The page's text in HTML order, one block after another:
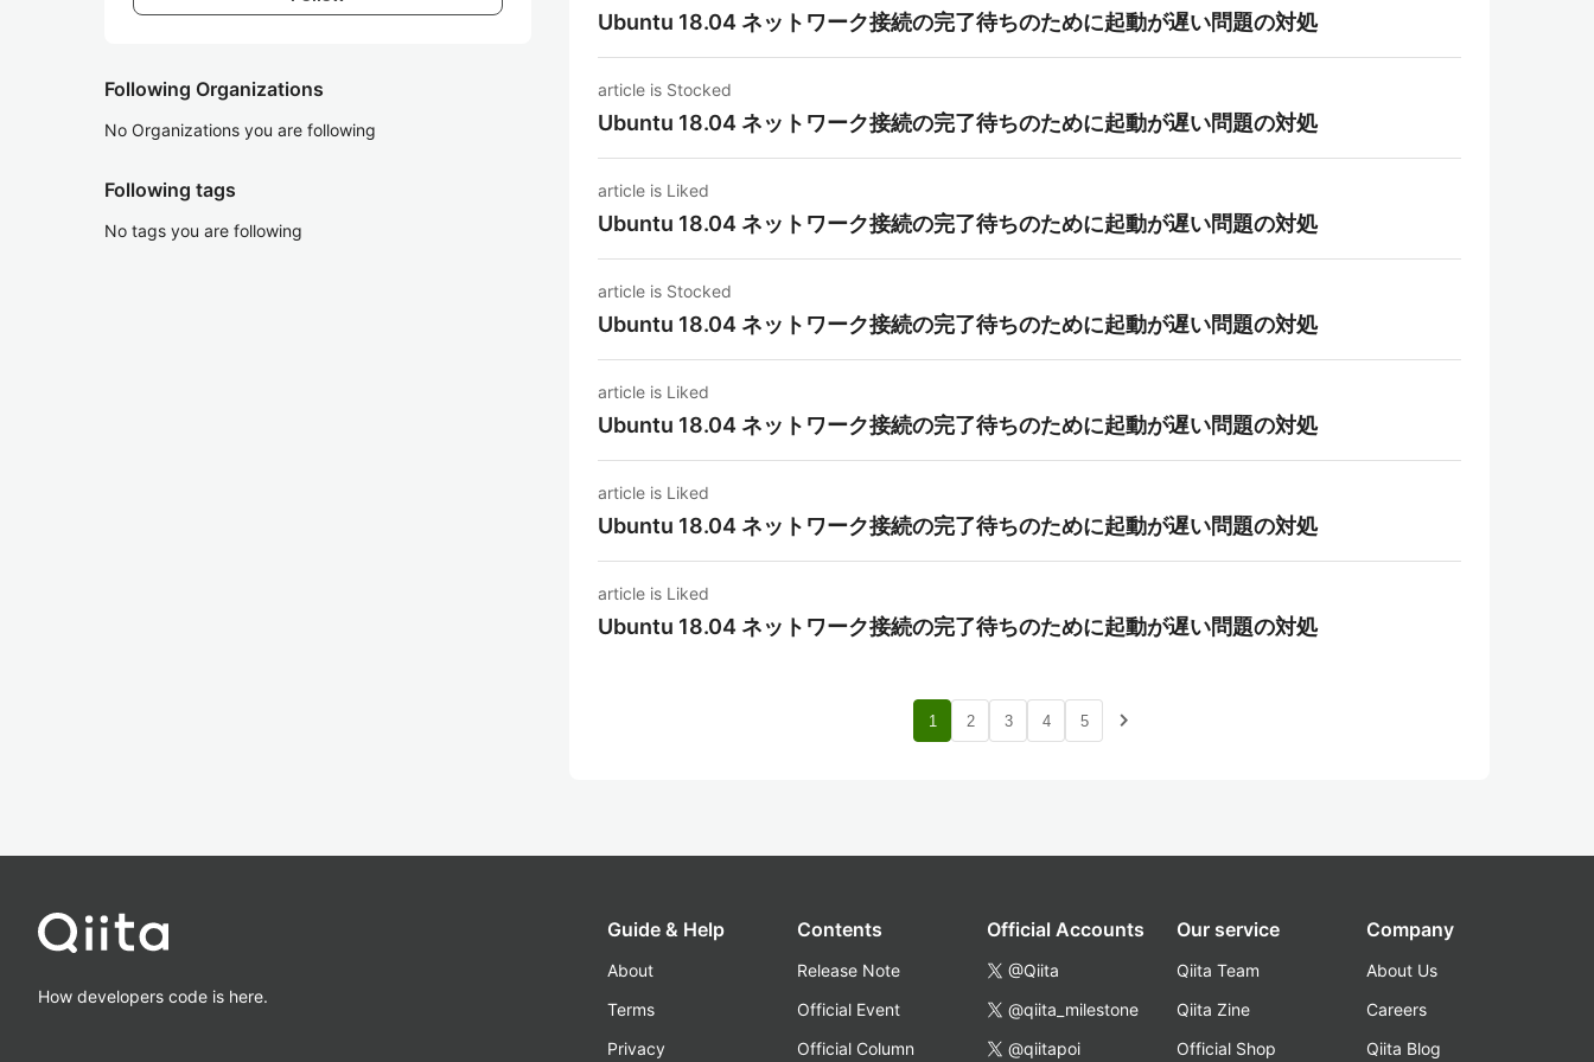
Following Organizations
No Organizations you are following
Following tags
No tags you are following
Ubuntu 18.04 ネットワーク接続の完了待ちのために起動が遅い問題の対処
article is Stocked
Ubuntu 18.04 ネットワーク接続の完了待ちのために起動が遅い問題の対処
article is Liked
Ubuntu 18.04 ネットワーク接続の完了待ちのために起動が遅い問題の対処
article is Stocked
Ubuntu 18.04 ネットワーク接続の完了待ちのために起動が遅い問題の対処
article is Liked
Ubuntu 18.04 ネットワーク接続の完了待ちのために起動が遅い問題の対処
article is Liked
Ubuntu 18.04 ネットワーク接続の完了待ちのために起動が遅い問題の対処
article is Liked
Ubuntu 18.04 ネットワーク接続の完了待ちのために起動が遅い問題の対処
1 2 3 4 5 navigate_next
How developers code is here.
Guide & Help
About
Terms
Privacy
Contents
Release Note
Official Event
Official Column
Official Accounts
@Qiita
@qiita_milestone
@qiitapoi
Our service
Qiita Team
Qiita Zine
Official Shop
Company
About Us
Careers
Qiita Blog